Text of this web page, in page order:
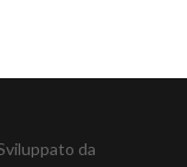
da